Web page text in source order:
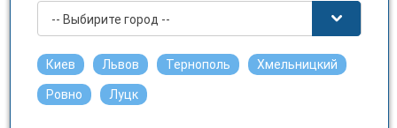
При застосуванні інших лікарських засобів до початку
лікування цим препаратом рекомендується звернутися
застосовувати з іншими місцевими
судинозвужувальними засобами (при будь-якому шляху
введення останніх), з іншими назальними
-- Выбирите город --
Киев Львов Тернополь Хмельницкий
Ровно Луцк